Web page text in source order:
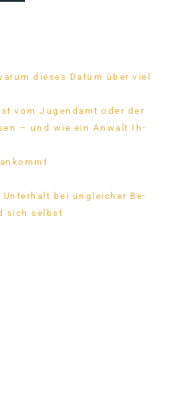
die­ses Da­tum über viel
vom Ju­gend­amt oder der
– und wie ein An­walt Ih­
Un­ter­halt bei un­glei­cher Be­
sich selbst